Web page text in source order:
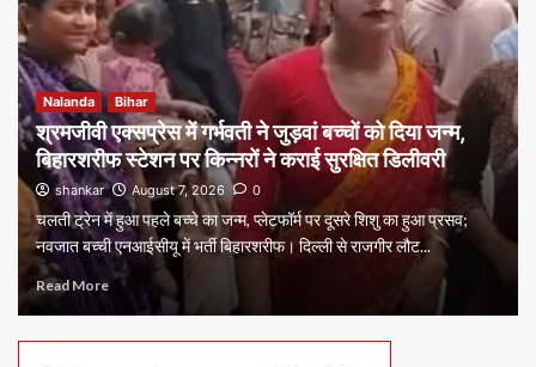
Nalanda Bihar
श्रमजीवी एक्सप्रेस में गर्भवती ने जुड़वां बच्चों को दिया जन्म,
बिहारशरीफ स्टेशन पर किन्नरों ने कराई सुरक्षित डिलीवरी
shankar August 7, 2026 0
चलती ट्रेन में हुआ पहले बच्चे का जन्म, प्लेटफॉर्म पर दूसरे शिशु का हुआ प्रसव;
नवजात बच्ची एनआईसीयू में भर्ती बिहारशरीफ। दिल्ली से राजगीर लौट...
Read More